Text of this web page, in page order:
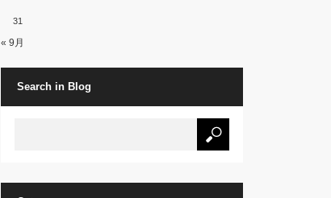
31
« 9月
Search in Blog